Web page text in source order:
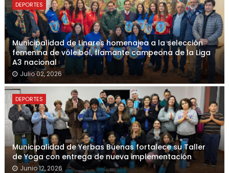
DEPORTES
Municipalidad de Linares homenajea a la selección
femenina de vóleibol, flamante campeona de la Liga
A3 nacional
Julio 02, 2026
DEPORTES
Municipalidad de Yerbas Buenas fortalece su Taller
de Yoga con entrega de nueva implementación
Junio 12, 2026